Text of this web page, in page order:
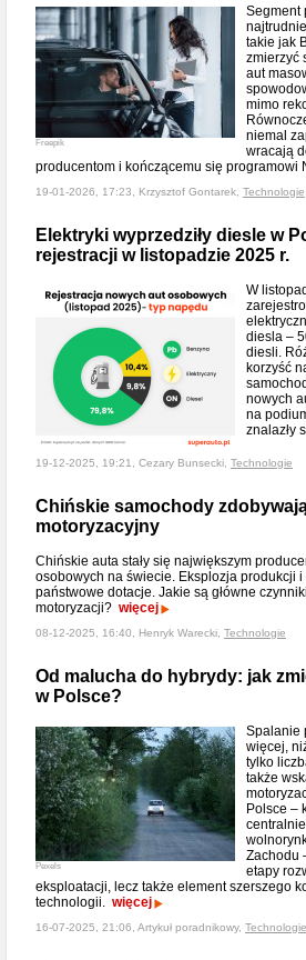
Freepik
Segment
takie jak
zmierzyć
aut
mimo
niemal
wracają
producentom i kończącemu się programowi
19-01-2026, 17:23, Krzysztof Gontarek, Technologie
Elektryki wyprzedziły diesle w
rejestracji w listopadzie 2025 r.
W
diesla –
diesli.
korzyść
nowych
na
znalazły
19-12-2025, 19:21, Cezary Bunsecki, Technologie
Chińskie samochody
motoryzacyjny
Chińskie auta stały się największym
osobowych na świecie. Eksplozja produkcji
państwowe dotacje. Jakie są główne
motoryzacji? więcej
08-12-2025, 16:40, Henryk Warecki, Technologie
Od malucha do hybrydy: jak
w Polsce?
Pexels
Spalanie
więcej,
tylko
także
Polsce –
Zachodu
etapy
eksploatacji, lecz także element szerszego
technologii. więcej
16-07-2025, 21:06, Artykuł poradnikowy, Technologie